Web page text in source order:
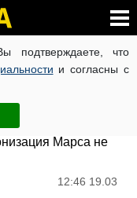
подтверждаете, что
и согласны с
космолет
Марса не
12:46 19.03